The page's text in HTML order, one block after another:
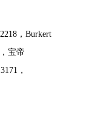
，Burkert
宝帝
，